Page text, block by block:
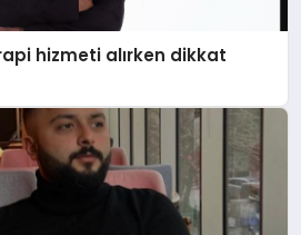
hizmeti alırken dikkat